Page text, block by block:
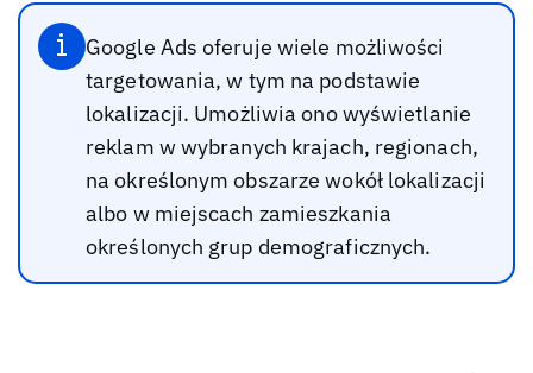
Google Ads oferuje wiele możliwości
targetowania, w tym na podstawie
lokalizacji. Umożliwia ono wyświetlanie
reklam w wybranych krajach, regionach,
na określonym obszarze wokół lokalizacji
albo w miejscach zamieszkania
określonych grup demograficznych.